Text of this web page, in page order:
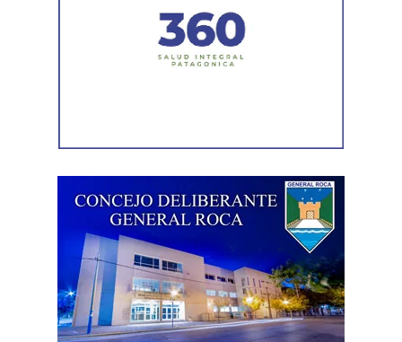
económico: «Estamos hablando de temas realmente
importantes para nuestro futuro. Por eso enmarcar las
políticas que tienen que ver con el financiamiento y con la
En este sentido, enmarcó la decisión en la certeza de que
el granizo «es algo que llegó para quedarse» y que, por
eso, la respuesta del Estado «tiene que ser de carácter
permanente». También destacó que las herramientas
llegan en un contexto que vuelve oportuna la decisión de
invertir: «Estas herramientas llegan en el momento que
tienen que llegar. Si lo hubiésemos hecho tres o cuatro